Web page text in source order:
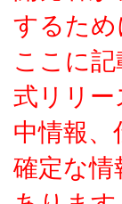
するため
ここに
式リリ
中情報
確定な